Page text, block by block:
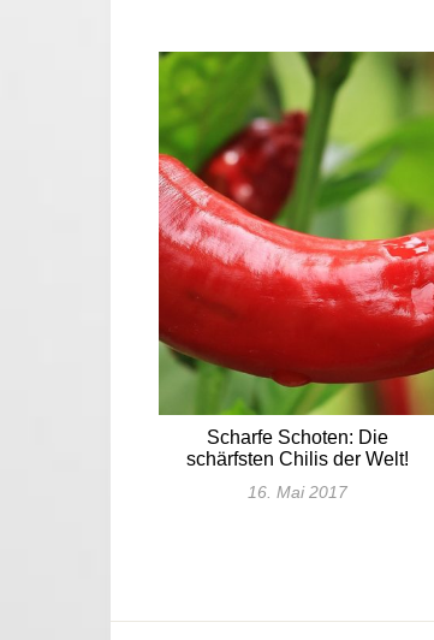
Scharfe Schoten: Die
schärfsten Chilis der Welt!
16. Mai 2017